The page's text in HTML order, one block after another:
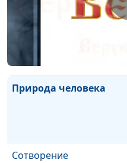
Природа человека
Сотворение